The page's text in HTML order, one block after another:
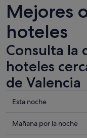
Mejores
hoteles
Consulta la
hoteles
de Valencia
Comprueba
precios
Esta noche
Comprueba
Mañana por la noche